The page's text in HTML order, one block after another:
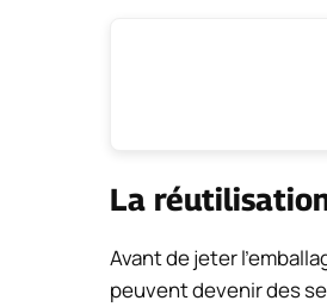
La
Avant de jeter
peuvent devenir des